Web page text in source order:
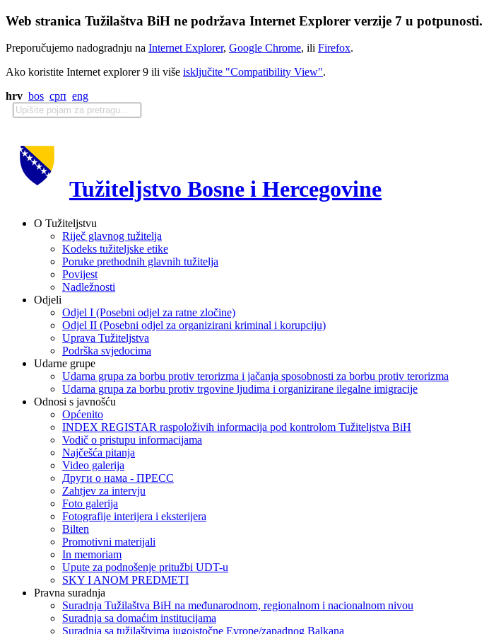
Web stranica Tužilaštva BiH ne podržava Internet Explorer verzije 7 u potpunosti.
Preporučujemo nadogradnju na Internet Explorer, Google Chrome, ili Firefox.
Ako koristite Internet explorer 9 ili više isključite "Compatibility View".
hrv bos срп eng
Tužiteljstvo Bosne i Hercegovine
O Tužiteljstvu
Riječ glavnog tužitelja
Kodeks tužiteljske etike
Poruke prethodnih glavnih tužitelja
Povijest
Nadležnosti
Odjeli
Odjel I (Posebni odjel za ratne zločine)
Odjel II (Posebni odjel za organizirani kriminal i korupciju)
Uprava Tužiteljstva
Podrška svjedocima
Udarne grupe
Udarna grupa za borbu protiv terorizma i jačanja sposobnosti za borbu protiv terorizma
Udarna grupa za borbu protiv trgovine ljudima i organizirane ilegalne imigracije
Odnosi s javnošću
Općenito
INDEX REGISTAR raspoloživih informacija pod kontrolom Tužiteljstva BiH
Vodič o pristupu informacijama
Najčešća pitanja
Video galerija
Други о нама - ПРЕСC
Zahtjev za intervju
Foto galerija
Fotografije interijera i eksterijera
Bilten
Promotivni materijali
In memoriam
Upute za podnošenje pritužbi UDT-u
SKY I ANOM PREDMETI
Pravna suradnja
Suradnja Tužilaštva BiH na međunarodnom, regionalnom i nacionalnom nivou
Suradnja sa domaćim institucijama
Suradnja sa tužilaštvima jugoistočne Evrope/zapadnog Balkana